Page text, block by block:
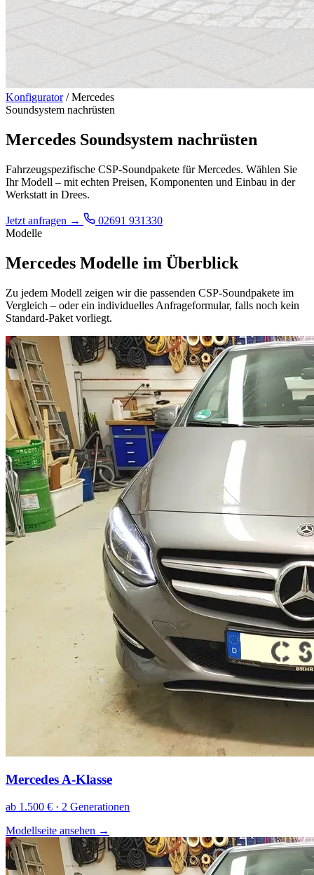
Konfigurator / Mercedes
Soundsystem nachrüsten
Mercedes Soundsystem nachrüsten
Fahrzeugspezifische CSP-Soundpakete für Mercedes. Wählen Sie
Ihr Modell – mit echten Preisen, Komponenten und Einbau in der
Werkstatt in Drees.
Jetzt anfragen →
02691 931330
Modelle
Mercedes Modelle im Überblick
Zu jedem Modell zeigen wir die passenden CSP-Soundpakete im
Vergleich – oder ein individuelles Anfrageformular, falls noch kein
Standard-Paket vorliegt.
Mercedes A-Klasse
ab 1.500 € · 2 Generationen
Modellseite ansehen →